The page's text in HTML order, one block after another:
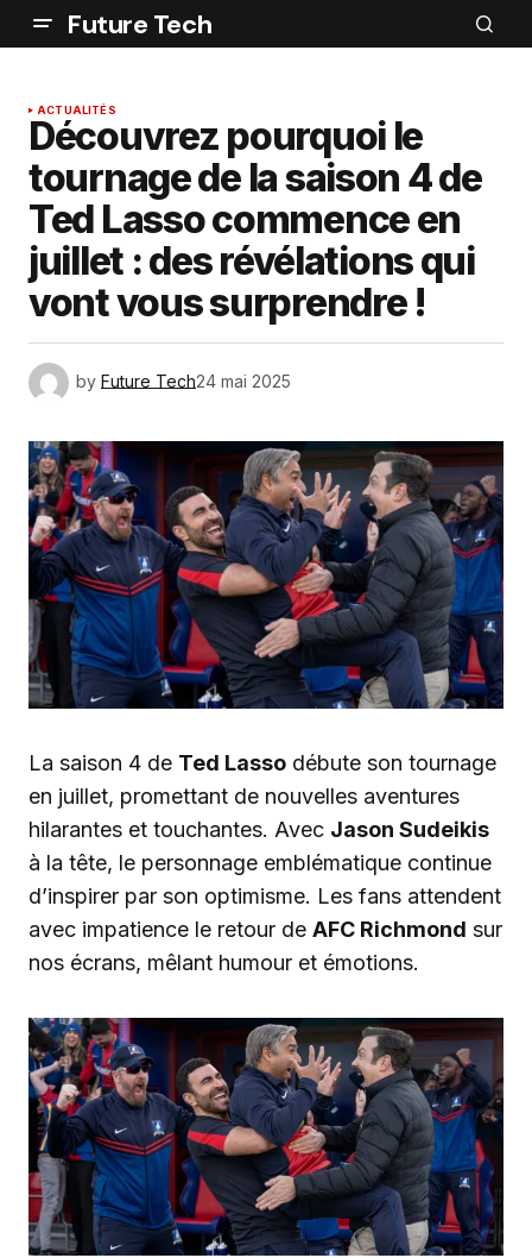
Future Tech
ACTUALITÉS
Découvrez pourquoi le
tournage de la saison 4 de
Ted Lasso commence en
juillet : des révélations qui
vont vous surprendre !
by Future Tech24 mai 2025
La saison 4 de Ted Lasso débute son tournage
en juillet, promettant de nouvelles aventures
hilarantes et touchantes. Avec Jason Sudeikis
à la tête, le personnage emblématique continue
d’inspirer par son optimisme. Les fans attendent
avec impatience le retour de AFC Richmond sur
nos écrans, mêlant humour et émotions.